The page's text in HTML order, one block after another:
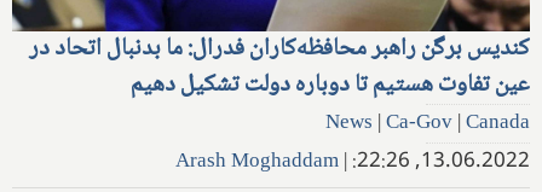
کندیس برگن راهبر محافظه‌کاران فدرال: ما بدنبال اتحاد در
عین تفاوت هستیم تا دوباره دولت تشکیل دهیم
News |Ca-Gov|Canada
13.06.2022, 22:26:
|
Arash Moghaddam